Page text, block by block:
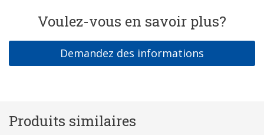
Voulez-vous en savoir plus?
Demandez des informations
Produits similaires